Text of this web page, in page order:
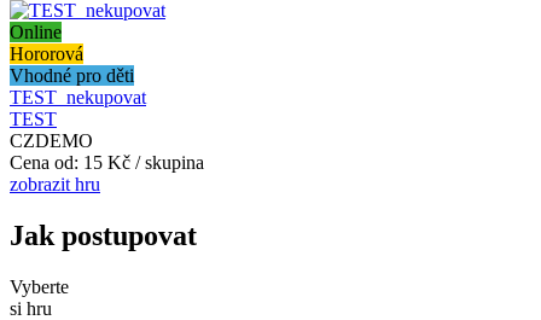
Online
Hororová
Vhodné pro děti
TEST_nekupovat
TEST
CZDEMO
Cena od: 15 Kč / skupina
zobrazit hru
Jak postupovat
Vyberte
si hru